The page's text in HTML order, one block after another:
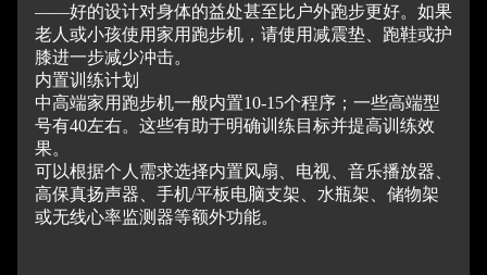
——好的设计对身体的益处甚至比户外跑步更好。 如果
老人或小孩使用家用跑步机，请使用减震垫、跑鞋或护
膝进一步减少冲击。
内置训练计划
中高端家用跑步机一般内置10-15个程序； 一些高端型
号有40左右。 这些有助于明确训练目标并提高训练效
果。
可以根据个人需求选择内置风扇、电视、音乐播放器、
高保真扬声器、手机/平板电脑支架、水瓶架、储物架
或无线心率监测器等额外功能。